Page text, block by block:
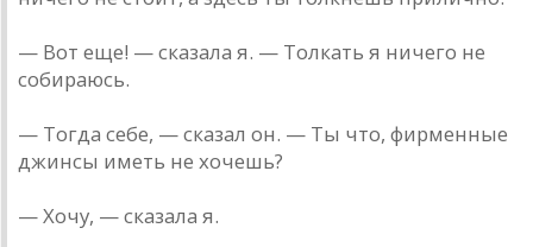
— Вот еще! — сказала я. — Толкать я ничего не
собираюсь.
— Тогда себе, — сказал он. — Ты что, фирменные
джинсы иметь не хочешь?
— Хочу, — сказала я.